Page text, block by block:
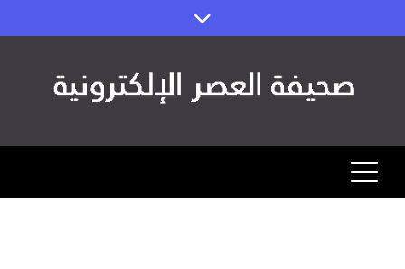
to
صحيفة العصر